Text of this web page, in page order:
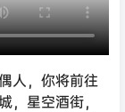
人，你将前往
星空酒街，